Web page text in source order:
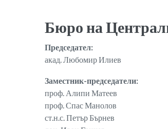
Бюро на
Председател:
акад. Любомир Илиев
Заместник-председатели:
проф. Алипи Матеев
проф. Спас Манолов
ст.н.с. Петър Бърнев